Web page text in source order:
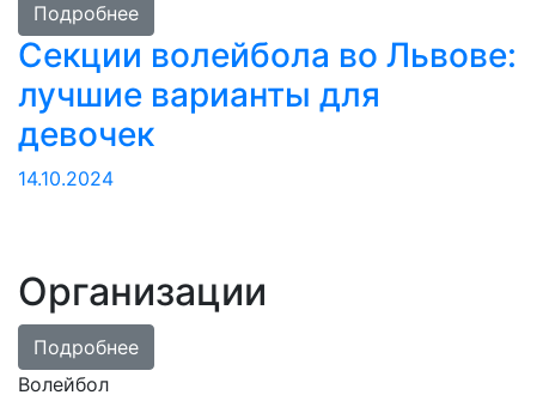
Подробнее
Секции волейбола во Львове:
лучшие варианты для
девочек
14.10.2024
Организации
Подробнее
Волейбол